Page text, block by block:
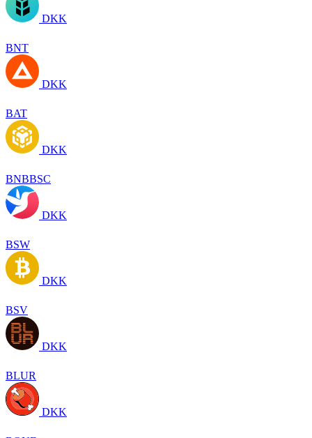
DKK
BNT
DKK
BAT
DKK
BNBBSC
DKK
BSW
DKK
BSV
DKK
BLUR
DKK